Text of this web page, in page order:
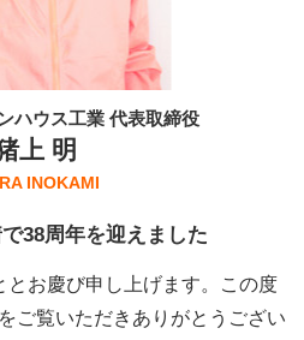
ハウス工業 代表取締役
上 明
INOKAMI
38周年を迎えました
とお慶び申し上げます。この度
ご覧いただきありがとうござい